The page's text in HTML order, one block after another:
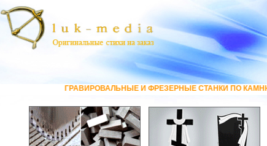
ГРАВИРОВАЛЬНЫЕ И ФРЕЗЕРНЫЕ СТАНКИ ПО КАМНЮ ОТ КОМПАНИИ